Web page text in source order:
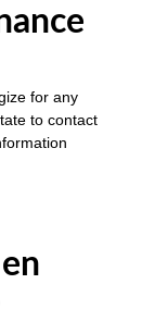
for any
to contact